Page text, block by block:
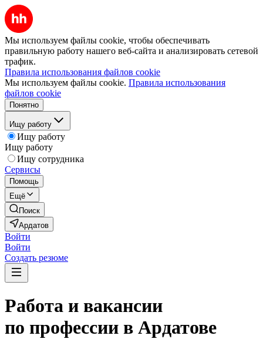
Мы используем файлы cookie, чтобы обеспечивать
правильную работу нашего веб-сайта и анализировать сетевой
трафик.
Правила использования файлов cookie
Мы используем файлы cookie. Правила использования
файлов cookie
Понятно
Ищу работу
Ищу работу
Ищу работу
Ищу сотрудника
Сервисы
Помощь
Ещё
Поиск
Ардатов
Войти
Войти
Создать резюме
Работа и вакансии
по профессии в Ардатове